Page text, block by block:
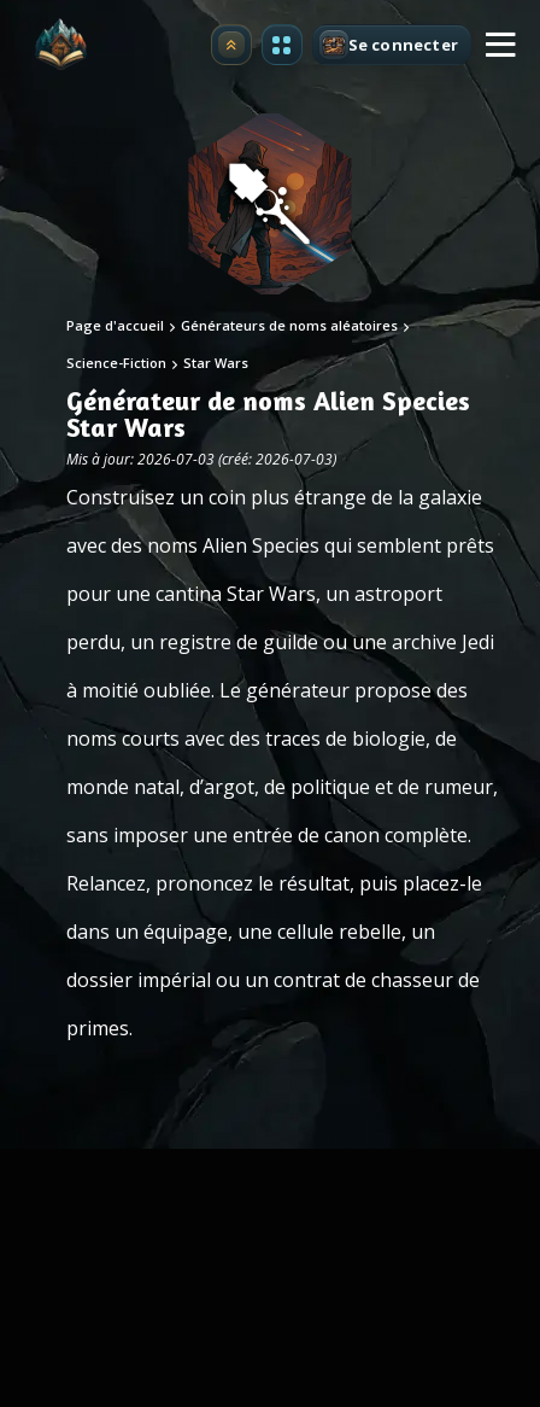
Premium Se connecter
Page d'accueil Générateurs de noms aléatoires
Science-Fiction Star Wars
Générateur de noms Alien Species
Star Wars
Mis à jour: 2026-07-03 (créé: 2026-07-03)
Construisez un coin plus étrange de la galaxie
avec des noms Alien Species qui semblent prêts
pour une cantina Star Wars, un astroport
perdu, un registre de guilde ou une archive Jedi
à moitié oubliée. Le générateur propose des
noms courts avec des traces de biologie, de
monde natal, d’argot, de politique et de rumeur,
sans imposer une entrée de canon complète.
Relancez, prononcez le résultat, puis placez-le
dans un équipage, une cellule rebelle, un
dossier impérial ou un contrat de chasseur de
primes.